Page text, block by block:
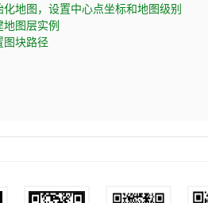
地图，设置中心点坐标和地图级别
地图层实例
图块路径